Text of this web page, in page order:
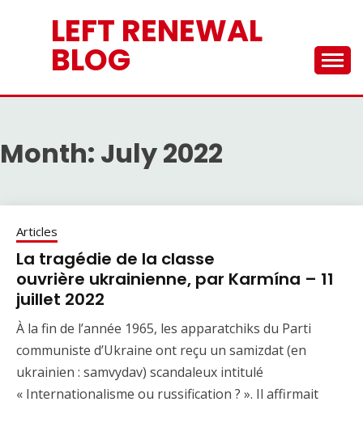
LEFT RENEWAL
BLOG
Month: July 2022
Articles
La tragédie de la classe
ouvrière ukrainienne, par Karmína – 11
juillet 2022
À la fin de l’année 1965, les apparatchiks du Parti
communiste d’Ukraine ont reçu un samizdat (en
ukrainien : samvydav) scandaleux intitulé
« Internationalisme ou russification ? ». Il affirmait